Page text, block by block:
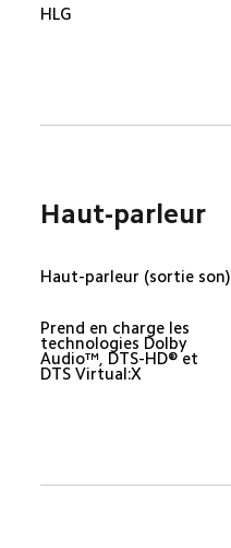
HLG
Haut-parleur
Haut-parleur (sortie son)
Prend en charge les
technologies Dolby
Audio™, DTS-HD® et
DTS Virtual:X